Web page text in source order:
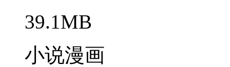
39.1MB
小说漫画